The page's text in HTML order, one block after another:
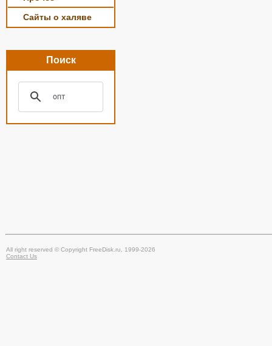
Сайты о халяве
Поиск
All right reserved © Copyright FreeDisk.ru, 1999-2026
Contact Us